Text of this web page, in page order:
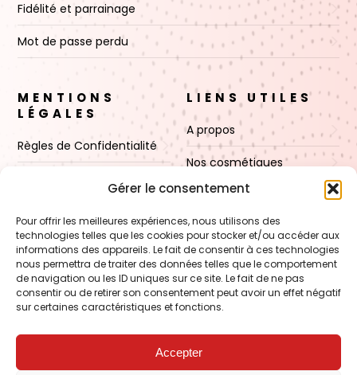
Gérer le consentement
Pour offrir les meilleures expériences, nous utilisons des
technologies telles que les cookies pour stocker et/ou accéder aux
informations des appareils. Le fait de consentir à ces technologies
nous permettra de traiter des données telles que le comportement
de navigation ou les ID uniques sur ce site. Le fait de ne pas
consentir ou de retirer son consentement peut avoir un effet négatif
sur certaines caractéristiques et fonctions.
Accepter
Fidélité et parrainage
Mot de passe perdu
MENTIONS
LÉGALES
Règles de Confidentialité
Politique de cookies (UE)
LIENS UTILES
A propos
Nos cosmétiques
Nos cires
Boutique
Contact
FORMATION – Udef Academy